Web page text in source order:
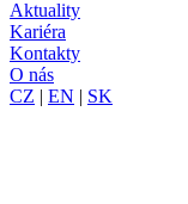
Aktuality
Kariéra
Kontakty
O nás
CZ | EN | SK